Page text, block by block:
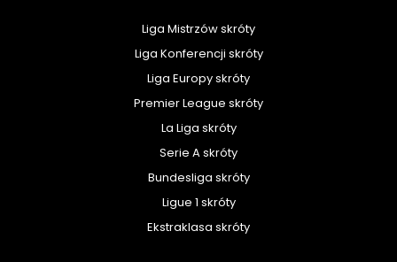
Liga Mistrzów skróty
Liga Konferencji skróty
Liga Europy skróty
Premier League skróty
La Liga skróty
Serie A skróty
Bundesliga skróty
Ligue 1 skróty
Ekstraklasa skróty